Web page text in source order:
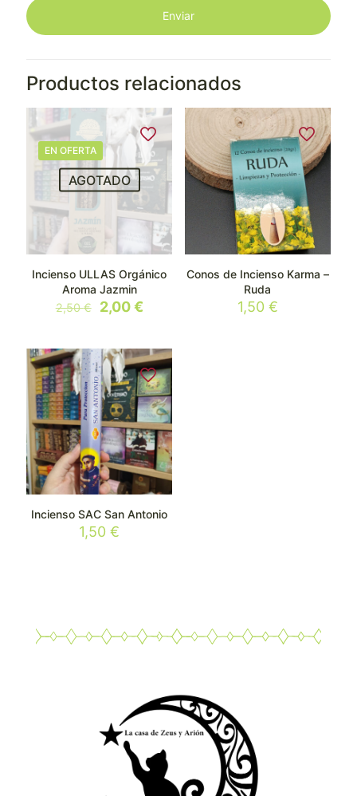
Productos relacionados
EN OFERTA
AGOTADO
Incienso ULLAS Orgánico
Aroma Jazmin
2,50€
El
precio
era:
2,50 €.
2,00€El
es:
2,00 €.
Conos de Incienso Karma –
Ruda
1,50 €
Incienso SAC San Antonio
1,50€